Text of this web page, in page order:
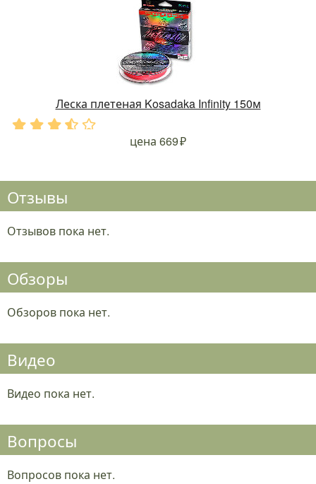
Леска плетеная Kosadaka Infinity 150м
цена 669
Отзывы
Отзывов пока нет.
Обзоры
Обзоров пока нет.
Видео
Видео пока нет.
Вопросы
Вопросов пока нет.